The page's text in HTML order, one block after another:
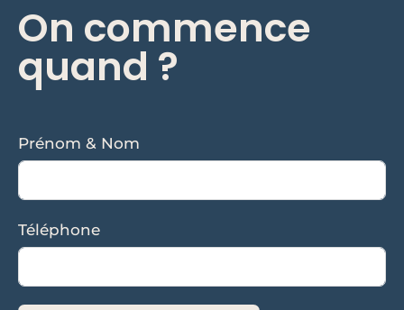
On commence
quand ?
Prénom & Nom
Téléphone